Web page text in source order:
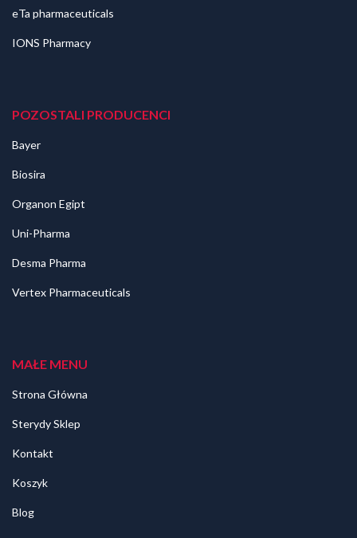
eTa pharmaceuticals
IONS Pharmacy
POZOSTALI PRODUCENCI
Bayer
Biosira
Organon Egipt
Uni-Pharma
Desma Pharma
Vertex Pharmaceuticals
MAŁE MENU
Strona Główna
Sterydy Sklep
Kontakt
Koszyk
Blog